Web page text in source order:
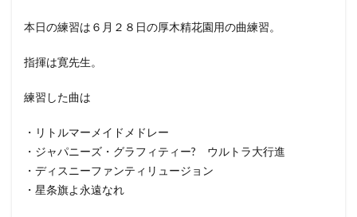
本日の練習は６月２８日の厚木精花園用の曲練習。
指揮は寛先生。
練習した曲は
・リトルマーメイドメドレー
・ジャパニーズ・グラフィティー? ウルトラ大行進
・ディスニーファンティリュージョン
・星条旗よ永遠なれ